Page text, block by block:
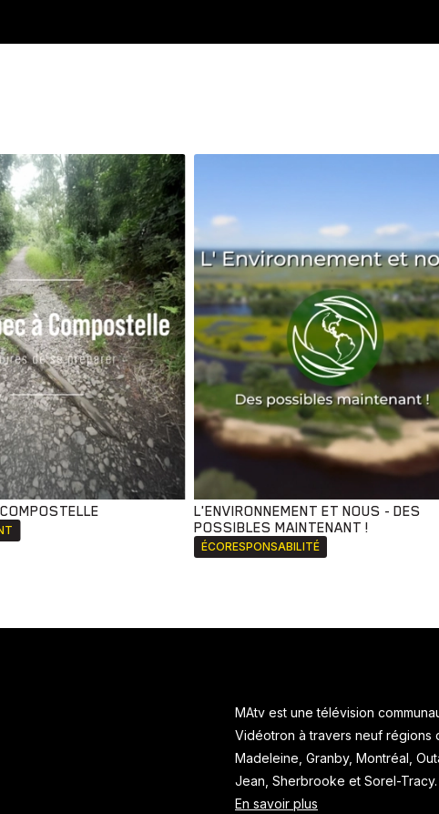
L'ENVIRONNEMENT ET NOUS - DES
POSSIBLES MAINTENANT !
ÉCORESPONSABILITÉ
MAtv est une télévision
Vidéotron à travers neuf régions
Madeleine, Granby, Montréal,
Jean, Sherbrooke et Sorel-
En savoir plus